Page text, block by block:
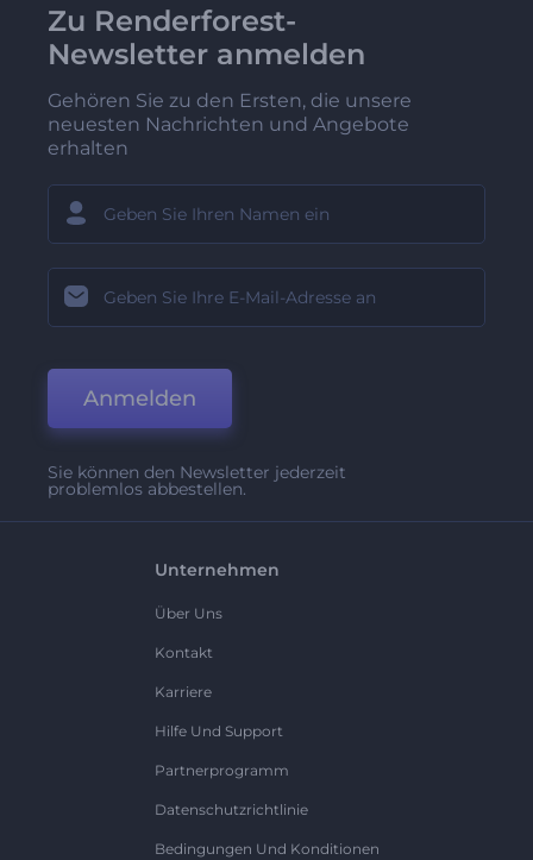
Zu Renderforest-
Newsletter anmelden
Gehören Sie zu den Ersten, die unsere
neuesten Nachrichten und Angebote
erhalten
Anmelden
Sie können den Newsletter jederzeit
problemlos abbestellen.
Unternehmen
Über Uns
Kontakt
Karriere
Hilfe Und Support
Partnerprogramm
Datenschutzrichtlinie
Bedingungen Und Konditionen